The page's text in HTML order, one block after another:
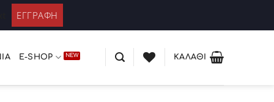
/ Εγγραφή
E-SHOP ΚΑΛΆΘΙ